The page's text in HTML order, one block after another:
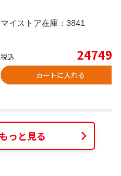
マイストア在庫： 3841
税込 24749
カートに入れる
っと見る